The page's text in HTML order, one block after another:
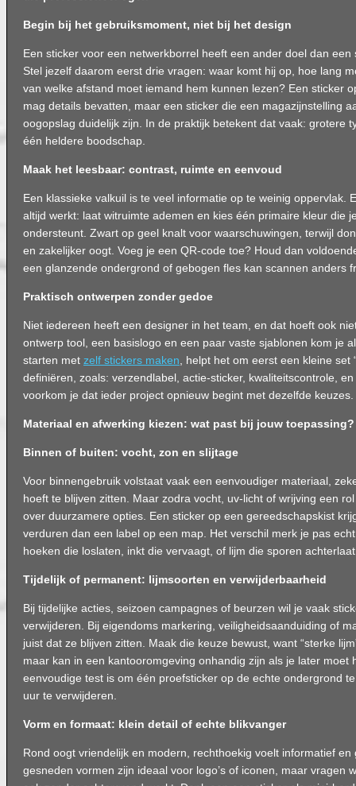
Begin bij het gebruiksmoment, niet bij het design
Een sticker voor een netwerkborrel heeft een ander doel dan
Stel jezelf daarom eerst drie vragen: waar komt hij op, hoe lang
van welke afstand moet iemand hem kunnen lezen? Een sticker
mag details bevatten, maar een sticker die een magazijnstelling
oogopslag duidelijk zijn. In de praktijk betekent dat vaak: grotere
één heldere boodschap.
Maak het leesbaar: contrast, ruimte en eenvoud
Een klassieke valkuil is te veel informatie op te weinig oppervlak.
altijd werkt: laat witruimte ademen en kies één primaire kleur die
ondersteunt. Zwart op geel knalt voor waarschuwingen, terwijl
en zakelijker oogt. Voeg je een QR-code toe? Houd dan
een glanzende ondergrond of gebogen fles kan scannen anders
Praktisch ontwerpen zonder gedoe
Niet iedereen heeft een designer in het team, en dat hoeft ook
ontwerp tool, een basislogo en een paar vaste sjablonen kom je
starten met zelf stickers maken, helpt het om eerst een kleine set
definiëren, zoals: verzendlabel, actie-sticker, kwaliteitscontrole,
voorkom je dat ieder project opnieuw begint met dezelfde keuzes.
Materiaal en afwerking kiezen: wat past bij jouw toepassing?
Binnen of buiten: vocht, zon en slijtage
Voor binnengebruik volstaat vaak een eenvoudiger materiaal,
hoeft te blijven zitten. Maar zodra vocht, uv-licht of wrijving een
over duurzamere opties. Een sticker op een gereedschapskist
verduren dan een label op een map. Het verschil merk je pas
hoeken die loslaten, inkt die vervaagt, of lijm die sporen
Tijdelijk of permanent: lijmsoorten en verwijderbaarheid
Bij tijdelijke acties, seizoen campagnes of beurzen wil je vaak
verwijderen. Bij eigendoms markering, veiligheidsaanduiding of
juist dat ze blijven zitten. Maak die keuze bewust, want “sterke
maar kan in een kantooromgeving onhandig zijn als je later moet
eenvoudige test is om één proefsticker op de echte ondergrond
uur te verwijderen.
Vorm en formaat: klein detail of echte blikvanger
Rond oogt vriendelijk en modern, rechthoekig voelt informatief
gesneden vormen zijn ideaal voor logo’s of iconen, maar vragen